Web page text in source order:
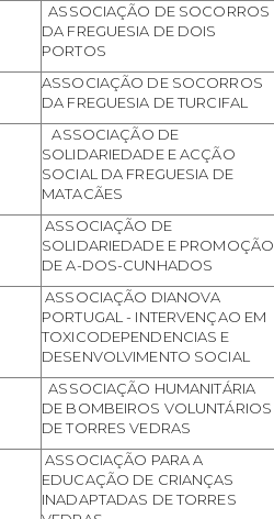
ASSOCIAÇÃO DE SOCORROS
DA FREGUESIA DE DOIS
PORTOS
ASSOCIAÇÃO DE SOCORROS
DA FREGUESIA DE TURCIFAL
ASSOCIAÇÃO DE
SOLIDARIEDADE E ACÇÃO
SOCIAL DA FREGUESIA DE
MATACÃES
ASSOCIAÇÃO DE
SOLIDARIEDADE E PROMOÇÃO
DE A-DOS-CUNHADOS
ASSOCIAÇÃO DIANOVA
PORTUGAL - INTERVENÇAO EM
TOXICODEPENDENCIAS E
DESENVOLVIMENTO SOCIAL
ASSOCIAÇÃO HUMANITÁRIA
DE BOMBEIROS VOLUNTÁRIOS
DE TORRES VEDRAS
ASSOCIAÇÃO PARA A
EDUCAÇÃO DE CRIANÇAS
INADAPTADAS DE TORRES